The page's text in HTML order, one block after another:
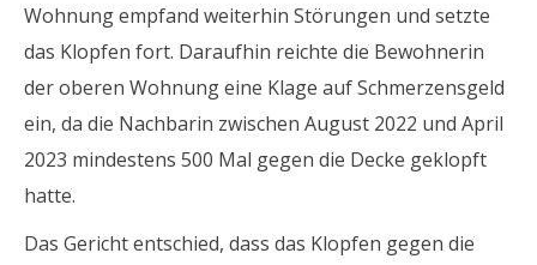
Wohnung empfand weiterhin Störungen und setzte
das Klopfen fort. Daraufhin reichte die Bewohnerin
der oberen Wohnung eine Klage auf Schmerzensgeld
ein, da die Nachbarin zwischen August 2022 und April
2023 mindestens 500 Mal gegen die Decke geklopft
hatte.
Das Gericht entschied, dass das Klopfen gegen die